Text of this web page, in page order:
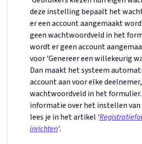
deze instelling bepaalt het
er een account aangemaakt
geen wachtwoordveld in het
wordt er geen account
voor 'Genereer een willekeurig
Dan maakt het systeem
account aan voor elke
wachtwoordveld in het
informatie over het instellen van
lees je in het artikel '
inrichten'.